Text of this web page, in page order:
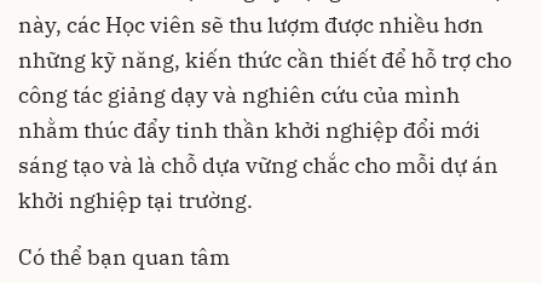
này, các Học viên sẽ thu lượm được nhiều hơn
những kỹ năng, kiến thức cần thiết để hỗ trợ cho
công tác giảng dạy và nghiên cứu của mình
nhằm thúc đẩy tinh thần khởi nghiệp đổi mới
sáng tạo và là chỗ dựa vững chắc cho mỗi dự án
khởi nghiệp tại trường.
Có thể bạn quan tâm